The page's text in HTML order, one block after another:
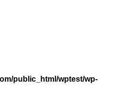
public_html/wptest/wp-